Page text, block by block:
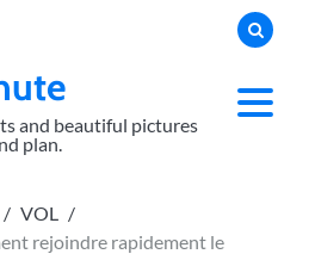
and beautiful pictures
plan.
VOL
rejoindre rapidement le